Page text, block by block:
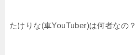
たけりな(車YouTuber)は何者なの？